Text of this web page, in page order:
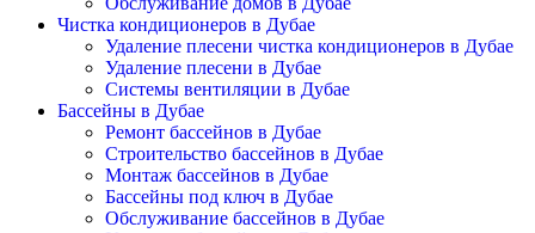
Чистка кондиционеров в Дубае
Удаление плесени чистка кондиционеров в Дубае
Удаление плесени в Дубае
Системы вентиляции в Дубае
Бассейны в Дубае
Ремонт бассейнов в Дубае
Строительство бассейнов в Дубае
Монтаж бассейнов в Дубае
Бассейны под ключ в Дубае
Обслуживание бассейнов в Дубае